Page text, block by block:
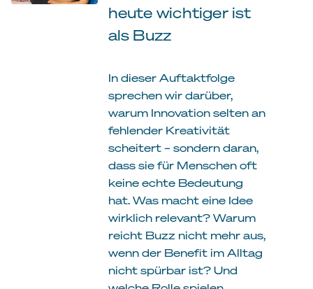
heute wichtiger ist
als Buzz
In dieser Auftaktfolge
sprechen wir darüber,
warum Innovation selten an
fehlender Kreativität
scheitert – sondern daran,
dass sie für Menschen oft
keine echte Bedeutung
hat. Was macht eine Idee
wirklich relevant? Warum
reicht Buzz nicht mehr aus,
wenn der Benefit im Alltag
nicht spürbar ist? Und